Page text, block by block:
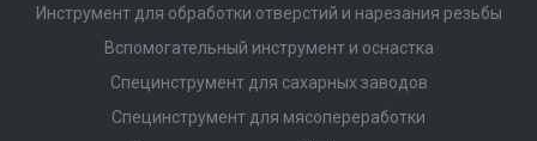
Инструмент для обработки отверстий и нарезания резьбы
Вспомогательный инструмент и оснастка
Специнструмент для сахарных заводов
Специнструмент для мясопереработки